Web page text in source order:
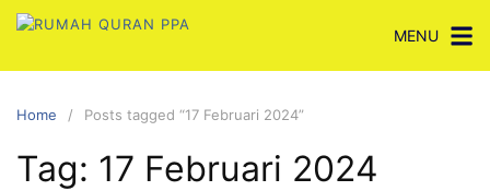
Skip
content
MENU
Home Posts tagged “17 Februari 2024”
Tag: 17 Februari 2024